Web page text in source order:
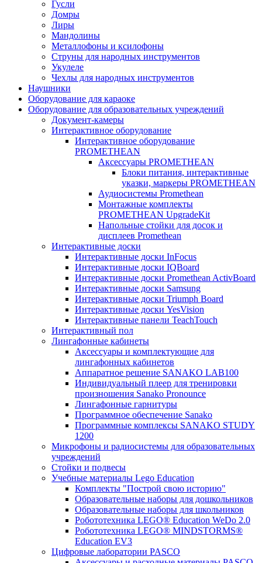
Гусли
Домры
Лиры
Мандолины
Металлофоны и ксилофоны
Струны для народных инструментов
Укулеле
Чехлы для народных инструментов
Наушники
Оборудование для караоке
Оборудование для образовательных учреждений
Документ-камеры
Интерактивное оборудование
Интерактивное оборудование
PROMETHEAN
Аксессуары PROMETHEAN
Блоки питания, интерактивные
указки, маркеры PROMETHEAN
Аудиосистемы Promethean
Монтажные комплекты
PROMETHEAN UpgradeKit
Напольные стойки для досок и
дисплеев Promethean
Интерактивные доски
Интерактивные доски InFocus
Интерактивные доски IQBoard
Интерактивные доски Promethean ActivBoard
Интерактивные доски Samsung
Интерактивные доски Triumph Board
Интерактивные доски YesVision
Интерактивные панели TeachTouch
Интерактивный пол
Лингафонные кабинеты
Аксессуары и комплектующие для
лингафонных кабинетов
Аппаратное решение SANAKO LAB100
Индивидуальный плеер для тренировки
произношения Sanako Pronounce
Лингафонные гарнитуры
Программное обеспечение Sanako
Программные комплексы SANAKO STUDY
1200
Микрофоны и радиосистемы для образовательных
учреждений
Стойки и подвесы
Учебные материалы Lego Education
Комплекты "Построй свою историю"
Образовательные наборы для дошкольников
Образовательные наборы для школьников
Робототехника LEGO® Education WeDo 2.0
Робототехника LEGO® MINDSTORMS®
Education EV3
Цифровые лаборатории PASCO